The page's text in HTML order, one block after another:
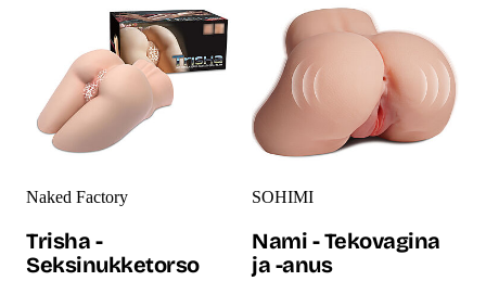
Naked Factory
Trisha -
Seksinukketorso
SOHIMI
Nami - Tekovagina
ja -anus